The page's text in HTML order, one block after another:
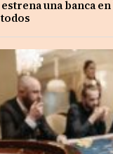
una banca